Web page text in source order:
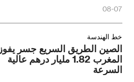
08-07
خط الهندسة
الصين الطريق السريع جسر يفوز
المغرب 1.82 مليار درهم عالية
السرعة